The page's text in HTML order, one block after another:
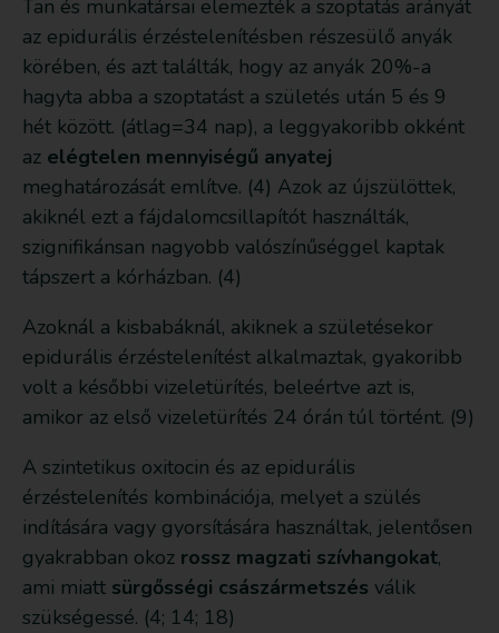
Tan és munkatársai elemezték a szoptatás arányát
az epidurális érzéstelenítésben részesülő anyák
körében, és azt találták, hogy az anyák 20%-a
hagyta abba a szoptatást a születés után 5 és 9
hét között. (átlag=34 nap), a leggyakoribb okként
az elégtelen mennyiségű anyatej
meghatározását említve. (4) Azok az újszülöttek,
akiknél ezt a fájdalomcsillapítót használták,
szignifikánsan nagyobb valószínűséggel kaptak
tápszert a kórházban. (4)
Azoknál a kisbabáknál, akiknek a születésekor
epidurális érzéstelenítést alkalmaztak, gyakoribb
volt a későbbi vizeletürítés, beleértve azt is,
amikor az első vizeletürítés 24 órán túl történt. (9)
A szintetikus oxitocin és az epidurális
érzéstelenítés kombinációja, melyet a szülés
indítására vagy gyorsítására használtak, jelentősen
gyakrabban okoz rossz magzati szívhangokat,
ami miatt sürgősségi császármetszés válik
szükségessé. (4; 14; 18)